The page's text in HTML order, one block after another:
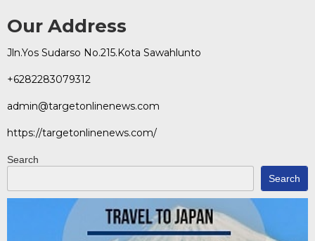
Our Address
Jln.Yos Sudarso No.215.Kota Sawahlunto
+6282283079312
admin@targetonlinenews.com
https://targetonlinenews.com/
Search
Search